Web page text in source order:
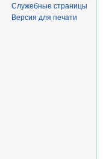
Служебные страницы
Версия для печати